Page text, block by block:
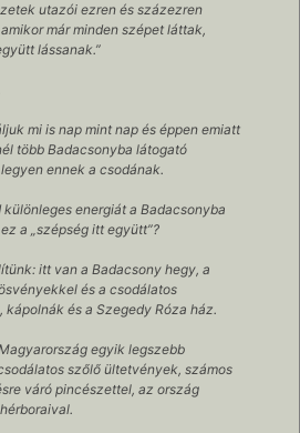
utazói ezren és százezren
már minden szépet láttak,
lássanak.”
mi is nap mint nap és éppen emiatt
több Badacsonyba látogató
ennek a csodának.
energiát a Badacsonyba
a „szépség itt együtt”?
itt van a Badacsony hegy, a
és a csodálatos
kápolnák és a Szegedy Róza ház.
egyik legszebb
szőlő ültetvények, számos
váró pincészettel, az ország